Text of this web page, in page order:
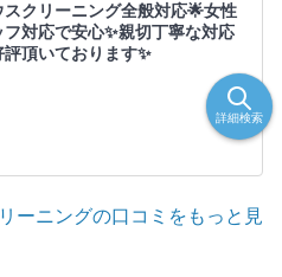
スクリーニング全般対応🌟女性
フ対応で安心✨親切丁寧な対応
評頂いております✨
ーニングの口コミをもっと見
詳細検索